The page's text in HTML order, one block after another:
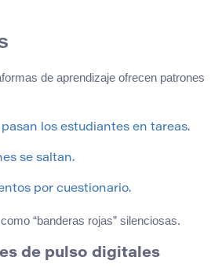
de aprendizaje ofrecen patrones
los estudiantes en tareas.
se saltan.
por cuestionario.
“banderas rojas” silenciosas.
de pulso digitales